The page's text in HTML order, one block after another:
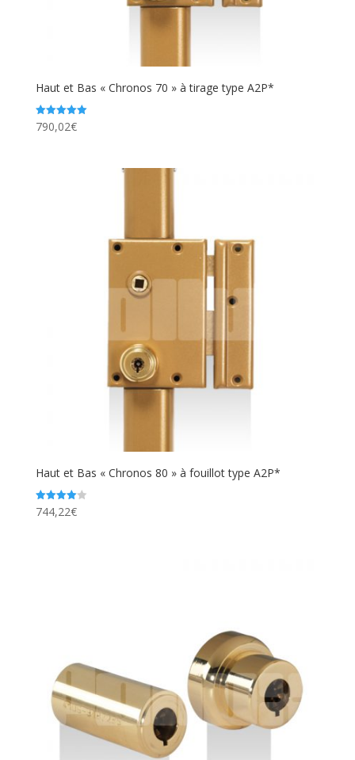
Haut et Bas « Chronos 70 » à tirage type A2P*
Note
5.00
790,02€
Haut et Bas « Chronos 80 » à fouillot type A2P*
Note
4.00
744,22€